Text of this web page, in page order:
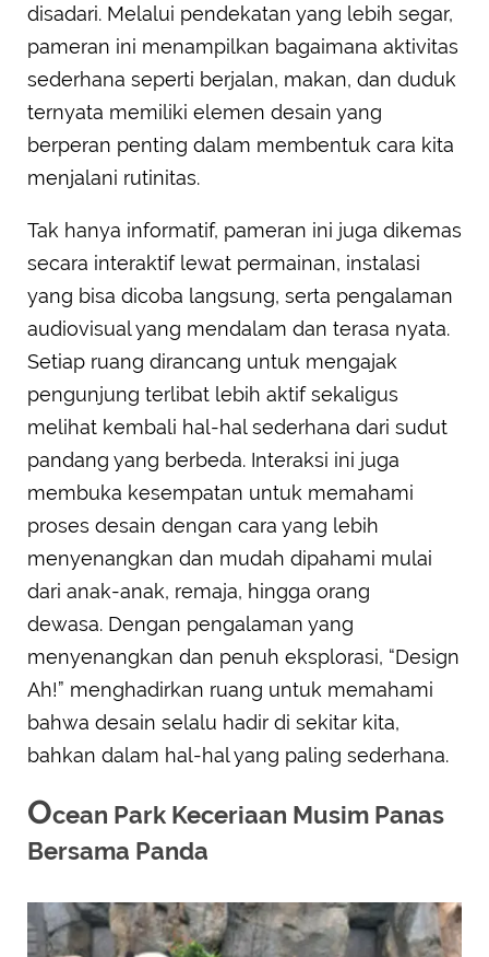
disadari. Melalui pendekatan yang lebih segar,
pameran ini menampilkan bagaimana aktivitas
sederhana seperti berjalan, makan, dan duduk
ternyata memiliki elemen desain yang
berperan penting dalam membentuk cara kita
menjalani rutinitas.
Tak hanya informatif, pameran ini juga dikemas
secara interaktif lewat permainan, instalasi
yang bisa dicoba langsung, serta pengalaman
audiovisual yang mendalam dan terasa nyata.
Setiap ruang dirancang untuk mengajak
pengunjung terlibat lebih aktif sekaligus
melihat kembali hal-hal sederhana dari sudut
pandang yang berbeda. Interaksi ini juga
membuka kesempatan untuk memahami
proses desain dengan cara yang lebih
menyenangkan dan mudah dipahami mulai
dari anak-anak, remaja, hingga orang
dewasa. Dengan pengalaman yang
menyenangkan dan penuh eksplorasi, “Design
Ah!” menghadirkan ruang untuk memahami
bahwa desain selalu hadir di sekitar kita,
bahkan dalam hal-hal yang paling sederhana.
Ocean Park Keceriaan Musim Panas
Bersama Panda